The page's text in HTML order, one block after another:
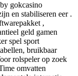
gokcasino
en stabiliseren eer .
,
geld gamen
spel sport
bruikbaar
rolspeler op zoek
omvatten